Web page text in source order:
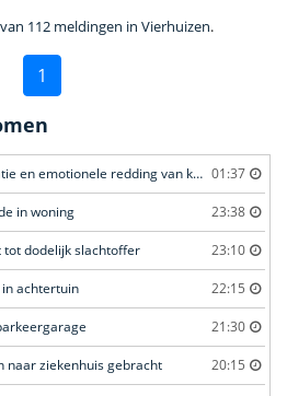
112 meldingen in Vierhuizen.
1
Woningbrand leidt tot evacuatie en emotionele redding van kat 01:37
in woning 23:38
dodelijk slachtoffer 23:10
achtertuin 22:15
21:30
naar ziekenhuis gebracht 20:15